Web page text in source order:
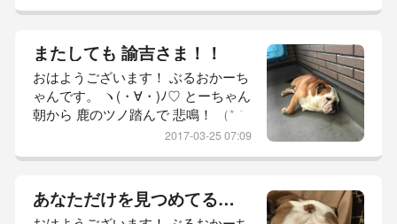
♡ ヾ(*ΦωΦ)ﾉ ﾋｬｯﾎｩ そして かーち
ゃんの 楽しみ！ ケツメイシの ツア
ーが 始まったー♡ 追加公演も 決ま
ったー♡ まだ 一般販売されており
ませんが 追加公演の チケットも
またしても 諭吉さま！！
おはようございます！ ぶるおかーち
ゃんです。 ヽ(・∀・)ﾉ♡ とーちゃん
朝から 鹿のツノ踏んで 悲鳴！ （*｀
▽´*）ｳﾋｮﾋｮ 昨日の 夜も 踏んどった
ーちゃんも 犠牲になりました。 坊
っちゃん 予期せぬ場所に 放置して
2017-03-25 07:09
あなただけを見つめてる！！